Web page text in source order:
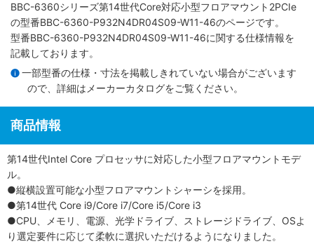
BBC-6360シリーズ第14世代Core対応小型フロアマウント2PCIe
の型番BBC-6360-P932N4DR04S09-W11-46のページです。
型番BBC-6360-P932N4DR04S09-W11-46に関する仕様情報を
記載しております。
一部型番の仕様・寸法を掲載しきれていない場合がございます
ので、詳細は メーカーカタログをご覧ください。
商品情報
第14世代Intel Core プロセッサに対応した小型フロアマウントモデ
ル。
●縦横設置可能な小型フロアマウントシャーシを採用。
●第14世代 Core i9/Core i7/Core i5/Core i3
●CPU、メモリ、電源、光学ドライブ、ストレージドライブ、OSよ
り選定要件に応じて柔軟に選択いただけるようになりました。